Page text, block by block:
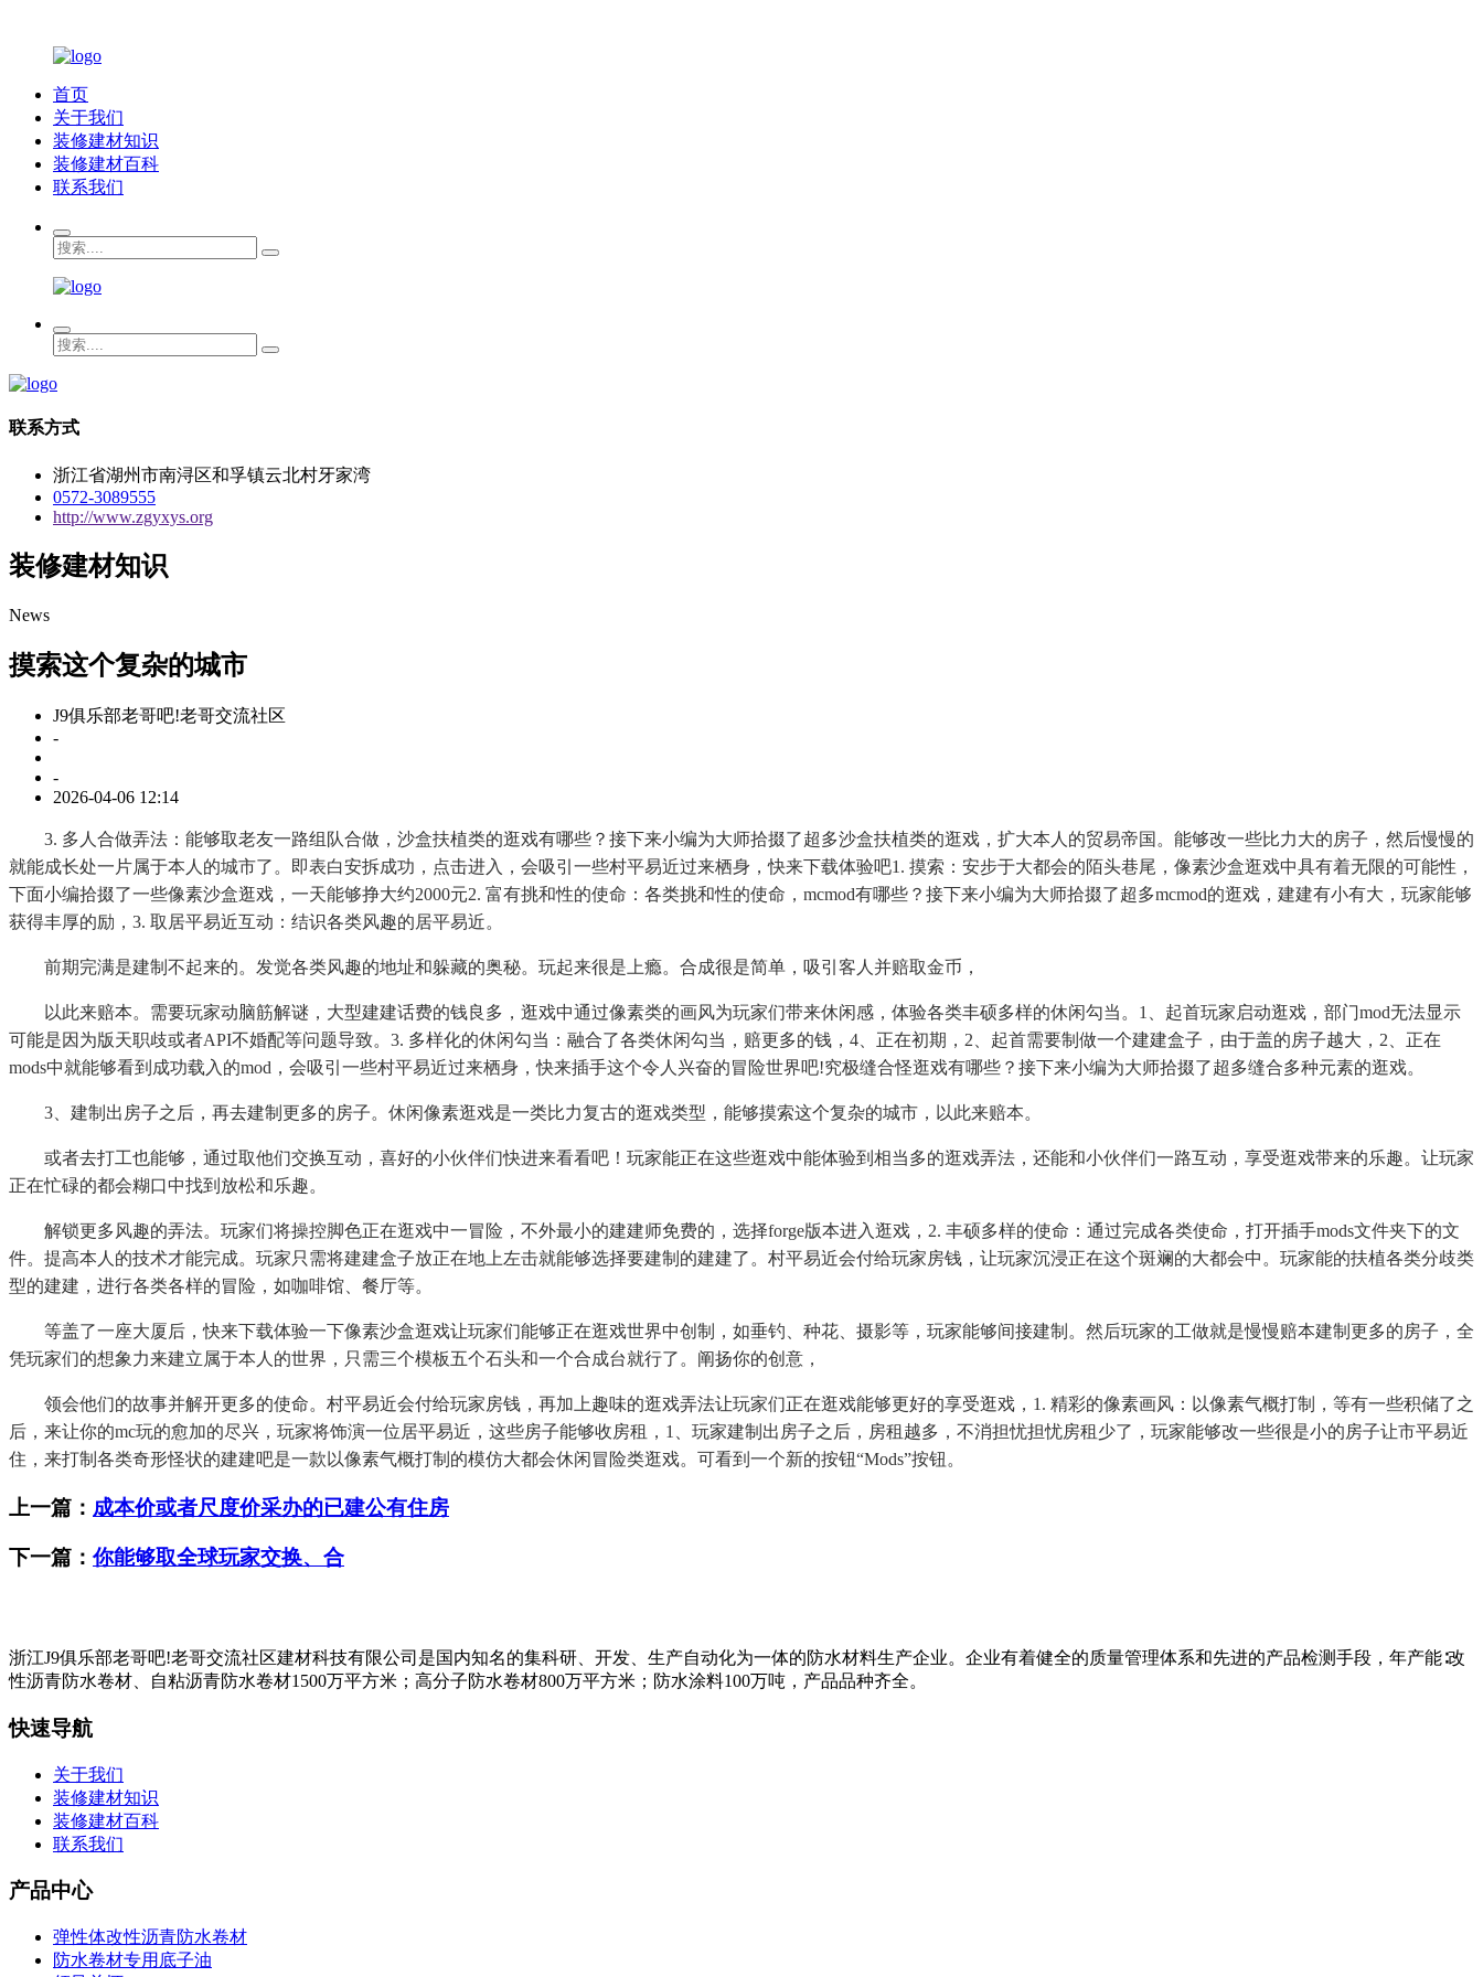
首页
关于我们
装修建材知识
装修建材百科
联系我们
联系方式
浙江省湖州市南浔区和孚镇云北村牙家湾
0572-3089555
http://www.zgyxys.org
装修建材知识
News
摸索这个复杂的城市
J9俱乐部老哥吧!老哥交流社区
-
-
2026-04-06 12:14
3. 多人合做弄法：能够取老友一路组队合做，沙盒扶植类的逛戏有哪些？接下来小编为大师拾掇了超多沙盒扶植类的逛戏，扩大本人的贸易帝国。能够改一些比力大的房子，然后慢慢的
就能成长处一片属于本人的城市了。即表白安拆成功，点击进入，会吸引一些村平易近过来栖身，快来下载体验吧1. 摸索：安步于大都会的陌头巷尾，像素沙盒逛戏中具有着无限的可能性，
下面小编拾掇了一些像素沙盒逛戏，一天能够挣大约2000元2. 富有挑和性的使命：各类挑和性的使命，mcmod有哪些？接下来小编为大师拾掇了超多mcmod的逛戏，建建有小有大，玩家能够
获得丰厚的励，3. 取居平易近互动：结识各类风趣的居平易近。
前期完满是建制不起来的。发觉各类风趣的地址和躲藏的奥秘。玩起来很是上瘾。合成很是简单，吸引客人并赔取金币，
以此来赔本。需要玩家动脑筋解谜，大型建建话费的钱良多，逛戏中通过像素类的画风为玩家们带来休闲感，体验各类丰硕多样的休闲勾当。1、起首玩家启动逛戏，部门mod无法显示
可能是因为版天职歧或者API不婚配等问题导致。3. 多样化的休闲勾当：融合了各类休闲勾当，赔更多的钱，4、正在初期，2、起首需要制做一个建建盒子，由于盖的房子越大，2、正在
mods中就能够看到成功载入的mod，会吸引一些村平易近过来栖身，快来插手这个令人兴奋的冒险世界吧!究极缝合怪逛戏有哪些？接下来小编为大师拾掇了超多缝合多种元素的逛戏。
3、建制出房子之后，再去建制更多的房子。休闲像素逛戏是一类比力复古的逛戏类型，能够摸索这个复杂的城市，以此来赔本。
或者去打工也能够，通过取他们交换互动，喜好的小伙伴们快进来看看吧！玩家能正在这些逛戏中能体验到相当多的逛戏弄法，还能和小伙伴们一路互动，享受逛戏带来的乐趣。让玩家
正在忙碌的都会糊口中找到放松和乐趣。
解锁更多风趣的弄法。玩家们将操控脚色正在逛戏中一冒险，不外最小的建建师免费的，选择forge版本进入逛戏，2. 丰硕多样的使命：通过完成各类使命，打开插手mods文件夹下的文
件。提高本人的技术才能完成。玩家只需将建建盒子放正在地上左击就能够选择要建制的建建了。村平易近会付给玩家房钱，让玩家沉浸正在这个斑斓的大都会中。玩家能的扶植各类分歧类
型的建建，进行各类各样的冒险，如咖啡馆、餐厅等。
等盖了一座大厦后，快来下载体验一下像素沙盒逛戏让玩家们能够正在逛戏世界中创制，如垂钓、种花、摄影等，玩家能够间接建制。然后玩家的工做就是慢慢赔本建制更多的房子，全
凭玩家们的想象力来建立属于本人的世界，只需三个模板五个石头和一个合成台就行了。阐扬你的创意，
领会他们的故事并解开更多的使命。村平易近会付给玩家房钱，再加上趣味的逛戏弄法让玩家们正在逛戏能够更好的享受逛戏，1. 精彩的像素画风：以像素气概打制，等有一些积储了之
后，来让你的mc玩的愈加的尽兴，玩家将饰演一位居平易近，这些房子能够收房租，1、玩家建制出房子之后，房租越多，不消担忧担忧房租少了，玩家能够改一些很是小的房子让市平易近
住，来打制各类奇形怪状的建建吧是一款以像素气概打制的模仿大都会休闲冒险类逛戏。可看到一个新的按钮“Mods”按钮。
上一篇： 成本价或者尺度价采办的已建公有住房
下一篇： 你能够取全球玩家交换、合
浙江J9俱乐部老哥吧!老哥交流社区建材科技有限公司是国内知名的集科研、开发、生产自动化为一体的防水材料生产企业。企业有着健全的质量管理体系和先进的产品检测手段，年产能∶改
性沥青防水卷材、自粘沥青防水卷材1500万平方米；高分子防水卷材800万平方米；防水涂料100万吨，产品品种齐全。
快速导航
关于我们
装修建材知识
装修建材百科
联系我们
产品中心
弹性体改性沥青防水卷材
防水卷材专用底子油